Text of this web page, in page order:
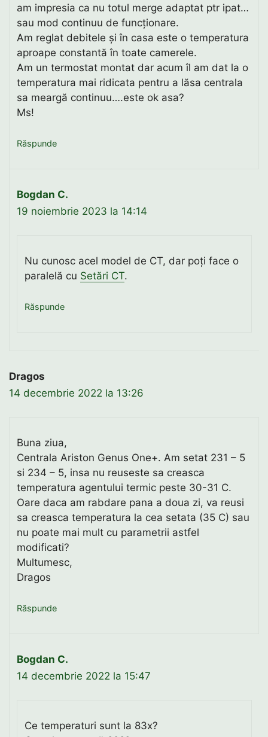
am impresia ca nu totul merge adaptat ptr ipat…
sau mod continuu de funcționare.
Am reglat debitele și în casa este o temperatura
aproape constantă în toate camerele.
Am un termostat montat dar acum îl am dat la o
temperatura mai ridicata pentru a lăsa centrala
sa meargă continuu….este ok asa?
Ms!
Răspunde
Bogdan C.
19 noiembrie 2023 la 14:14
Nu cunosc acel model de CT, dar poți face o
paralelă cu Setări CT.
Răspunde
Dragos
14 decembrie 2022 la 13:26
Buna ziua,
Centrala Ariston Genus One+. Am setat 231 – 5
si 234 – 5, insa nu reuseste sa creasca
temperatura agentului termic peste 30-31 C.
Oare daca am rabdare pana a doua zi, va reusi
sa creasca temperatura la cea setata (35 C) sau
nu poate mai mult cu parametrii astfel
modificati?
Multumesc,
Dragos
Răspunde
Bogdan C.
14 decembrie 2022 la 15:47
Ce temperaturi sunt la 83x?